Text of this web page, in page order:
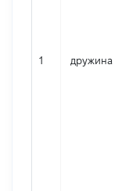
1 дружина